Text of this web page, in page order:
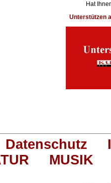
Hat
Unterstützen
Datenschutz
MUSIK